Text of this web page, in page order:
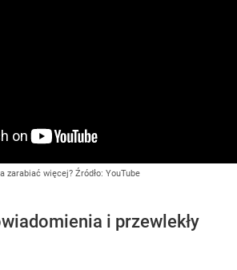
zarabiać więcej? Źródło: YouTube
i przewlekły